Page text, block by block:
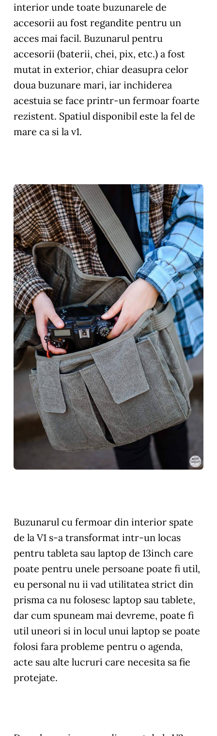
interior unde toate buzunarele de
accesorii au fost regandite pentru un
acces mai facil. Buzunarul pentru
accesorii (baterii, chei, pix, etc.) a fost
mutat in exterior, chiar deasupra celor
doua buzunare mari, iar inchiderea
acestuia se face printr-un fermoar foarte
rezistent. Spatiul disponibil este la fel de
mare ca si la v1.
Buzunarul cu fermoar din interior spate
de la V1 s-a transformat intr-un locas
pentru tableta sau laptop de 13inch care
poate pentru unele persoane poate fi util,
eu personal nu ii vad utilitatea strict din
prisma ca nu folosesc laptop sau tablete,
dar cum spuneam mai devreme, poate fi
util uneori si in locul unui laptop se poate
folosi fara probleme pentru o agenda,
acte sau alte lucruri care necesita sa fie
protejate.